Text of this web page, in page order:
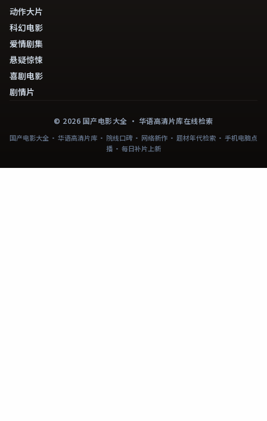
动作大片
科幻电影
爱情剧集
悬疑惊悚
喜剧电影
剧情片
© 2026 国产电影大全 · 华语高清片库在线检索
国产电影大全 · 华语高清片库 · 院线口碑 · 网络新作 · 题材年代检索 · 手机电脑点
播 · 每日补片上新